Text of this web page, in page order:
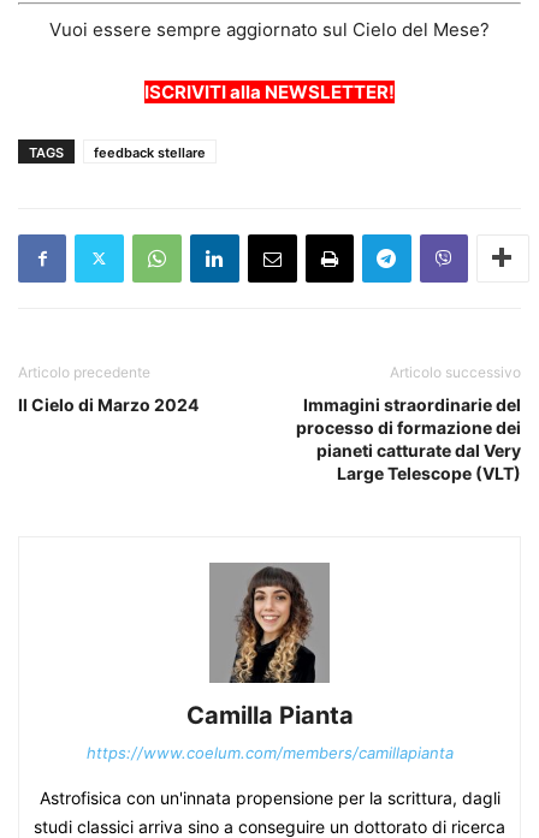
Vuoi essere sempre aggiornato sul Cielo del Mese?
ISCRIVITI alla NEWSLETTER!
TAGS feedback stellare
Articolo precedente
Il Cielo di Marzo 2024
Articolo successivo
Immagini straordinarie del
processo di formazione dei
pianeti catturate dal Very
Large Telescope (VLT)
Camilla Pianta
https://www.coelum.com/members/camillapianta
Astrofisica con un'innata propensione per la scrittura, dagli
studi classici arriva sino a conseguire un dottorato di ricerca